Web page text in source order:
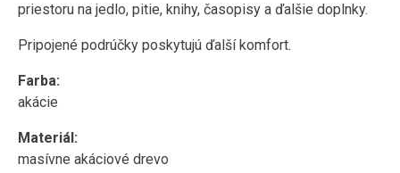
priestoru na jedlo, pitie, knihy, časopisy a ďalšie doplnky.
Pripojené podrúčky poskytujú ďalší komfort.
Farba:
akácie
Materiál:
masívne akáciové drevo